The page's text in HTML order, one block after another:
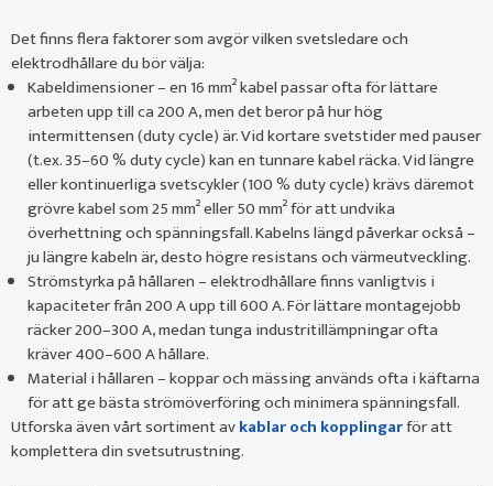
Det finns flera faktorer som avgör vilken svetsledare och
elektrodhållare du bör välja:
Kabeldimensioner – en 16 mm² kabel passar ofta för lättare
arbeten upp till ca 200 A, men det beror på hur hög
intermittensen (duty cycle) är. Vid kortare svetstider med pauser
(t.ex. 35–60 % duty cycle) kan en tunnare kabel räcka. Vid längre
eller kontinuerliga svetscykler (100 % duty cycle) krävs däremot
grövre kabel som 25 mm² eller 50 mm² för att undvika
överhettning och spänningsfall. Kabelns längd påverkar också –
ju längre kabeln är, desto högre resistans och värmeutveckling.
Strömstyrka på hållaren – elektrodhållare finns vanligtvis i
kapaciteter från 200 A upp till 600 A. För lättare montagejobb
räcker 200–300 A, medan tunga industritillämpningar ofta
kräver 400–600 A hållare.
Material i hållaren – koppar och mässing används ofta i käftarna
för att ge bästa strömöverföring och minimera spänningsfall.
Utforska även vårt sortiment avkablar och kopplingarför att
komplettera din svetsutrustning.